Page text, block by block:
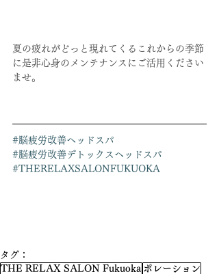
夏の疲れがどっと現れてくるこれからの季節
に是非心身のメンテナンスにご活用ください
ませ。
#脳疲労改善ヘッドスパ
#脳疲労改善デトックスヘッドスパ
#THERELAXSALONFUKUOKA
タグ：
THE RELAX SALON Fukuoka ポレーション